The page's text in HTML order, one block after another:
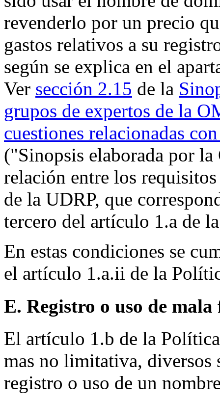
revenderlo por un precio
gastos relativos a su
según se explica en el
Ver sección 2.15 de la
grupos de expertos de la
cuestiones relacionadas
("Sinopsis elaborada por
relación entre los
de la UDRP, que
tercero del artículo 1.a de
En estas condiciones se
el artículo 1.a.ii de la
E. Registro o uso de mala
El artículo 1.b de la
mas no limitativa, diversos
registro o uso de un